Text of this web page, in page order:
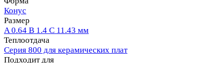
Конус
Размер
A 0.64 B 1.4 C 11.43 мм
Теплоотдача
Серия 800 для керамических плат
Подходит для